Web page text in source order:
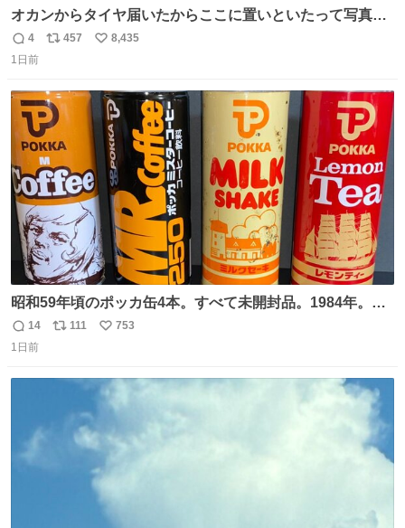
オカンからタイヤ届いたからここに置いといたって写真送
られてきたけど明らかに猫が邪魔くさそうな顔してて草
返
信
4
リ
ト
数
457
い
数
8,435
1日前
昭和59年頃のポッカ缶4本。すべて未開封品。1984年。P
マーク。昭和レトロ！
返
信
14
リ
111
い
数
753
1日前